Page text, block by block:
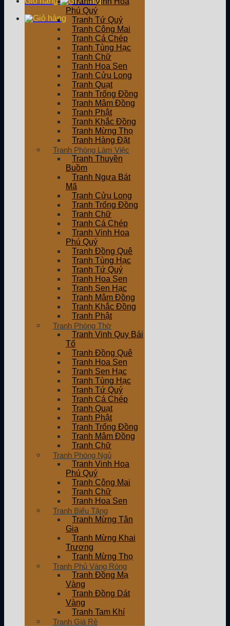
Phú Quý
Tranh Tứ Quý
Tranh Công Mai
Tranh Cá Chép
Tranh Tùng Hạc
Tranh Chữ
Tranh Hoa Sen
Tranh Cửu Long
Tranh Quạt
Tranh Trống Đồng
Tranh Mâm Đồng
Tranh Phật
Tranh Khắc Đồng
Tranh Mừng Thọ
Tranh Hàng Đặt
Tranh Phòng Làm Việc
Tranh Thuyền
Buồm
Tranh Ngựa Bát
Mã
Tranh Cửu Long
Tranh Trống Đồng
Tranh Chữ
Tranh Cá Chép
Tranh Vinh Hoa
Phú Quý
Tranh Đồng Quê
Tranh Tùng Hạc
Tranh Tứ Quý
Tranh Hoa Sen
Tranh Sen Hạc
Tranh Mâm Đồng
Tranh Khắc Đồng
Tranh Phật
Tranh Phòng Thờ
Tranh Vinh Quy Bái
Tổ
Tranh Đồng Quê
Tranh Hoa Sen
Tranh Sen Hạc
Tranh Tùng Hạc
Tranh Tứ Quý
Tranh Cá Chép
Tranh Quạt
Tranh Phật
Tranh Trống Đồng
Tranh Mâm Đồng
Tranh Chữ
Tranh Phòng Ngủ
Tranh Vinh Hoa
Phú Quý
Tranh Công Mai
Tranh Chữ
Tranh Hoa Sen
Tranh Biếu Tặng
Tranh Mừng Tân
Gia
Tranh Mừng Khai
Trương
Tranh Mừng Thọ
Tranh Phủ Vàng Ròng
Tranh Đồng Mạ
Vàng
Tranh Đồng Dát
Vàng
Tranh Tam Khí
Tranh Giá Rẻ